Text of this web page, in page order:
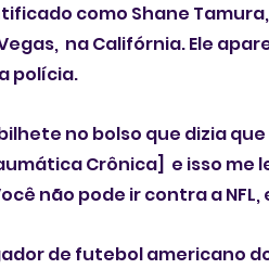
como Shane Tamura,
na Califórnia. Ele
polícia.
no bolso que dizia
Crônica]  e isso me
não pode ir contra a
de futebol americano